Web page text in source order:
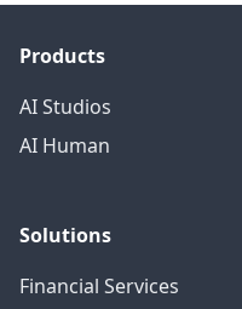
Products
AI Studios
AI Human
Solutions
Financial Services